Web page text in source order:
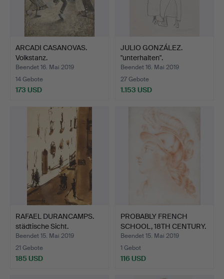
ARCADI CASANOVAS.
Volkstanz.
Beendet 16. Mai 2019
14 Gebote
173 USD
JULIO GONZÁLEZ.
"unterhalten".
Beendet 16. Mai 2019
27 Gebote
1.153 USD
RAFAEL DURANCAMPS.
städtische Sicht.
Beendet 15. Mai 2019
21 Gebote
185 USD
PROBABLY FRENCH
SCHOOL, 18TH CENTURY.
alle…
Beendet 15. Mai 2019
1 Gebot
116 USD